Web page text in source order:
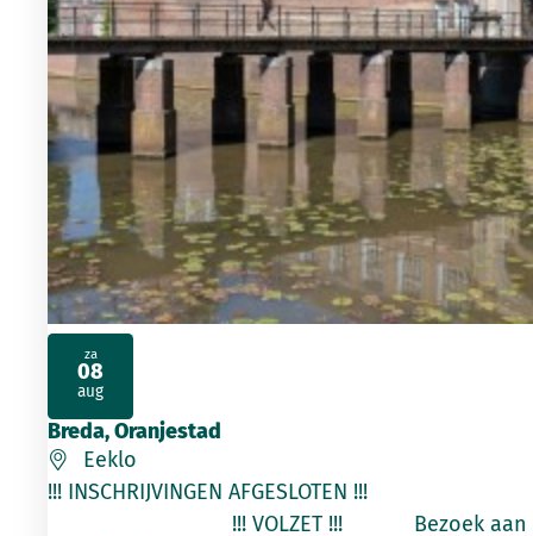
Breda, Oranjestad
Eeklo
!!! INSCHRIJVINGEN AFGESLOTEN !!!
!!! VOLZET !!! Bezoek aan
za
08
aug
2026